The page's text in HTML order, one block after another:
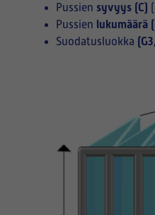
Pussien syvyys (C)
Pussien lukumäärä
Suodatusluokka